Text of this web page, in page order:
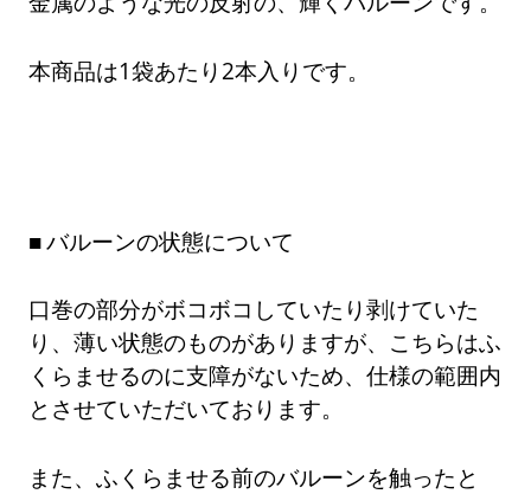
本商品は1袋あたり2本入りです。
バルーンの状態について
口巻の部分がボコボコしていたり剥けていた
り、薄い状態のものがありますが、こちらはふ
くらませるのに支障がないため、仕様の範囲内
とさせていただいております。
また、ふくらませる前のバルーンを触ったと